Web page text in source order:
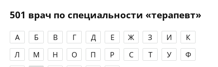
501 врач по специальности «терапевт»
А Б В Г Д Е Ж З И
К
Л
М Н О П Р С Т У
Ф